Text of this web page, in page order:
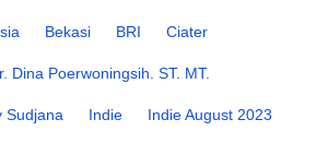
Bekasi BRI Ciater
Dina Poerwoningsih. ST. MT.
Sudjana Indie Indie August 2023